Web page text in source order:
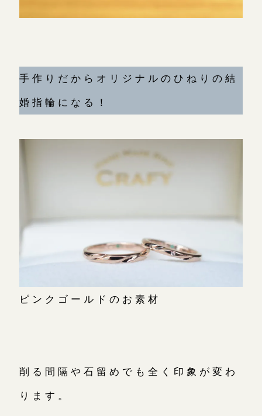
手作りだからオリジナルのひねりの結
婚指輪になる！
ピンクゴールドのお素材
削る間隔や石留めでも全く印象が変わ
ります。